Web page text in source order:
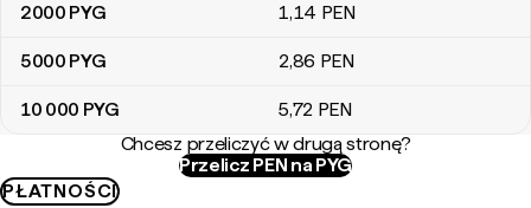
2000 PYG 1,14 PEN
5000 PYG 2,86 PEN
10 000 PYG 5,72 PEN
Chcesz przeliczyć w drugą stronę?
Przelicz PEN na PYG
PŁATNOŚCI